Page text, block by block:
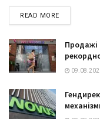
READ MOREDETAILS
Продажі